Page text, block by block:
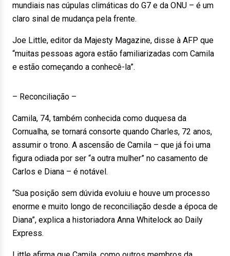
mundiais nas cúpulas climáticas do G7 e da ONU – é um
claro sinal de mudança pela frente.
Joe Little, editor da Majesty Magazine, disse à AFP que
“muitas pessoas agora estão familiarizadas com Camila
e estão começando a conhecê-la”.
– Reconciliação –
Camila, 74, também conhecida como duquesa da
Cornualha, se tornará consorte quando Charles, 72 anos,
assumir o trono. A ascensão de Camila – que já foi uma
figura odiada por ser “a outra mulher” no casamento de
Carlos e Diana – é notável.
“Sua posição sem dúvida evoluiu e houve um processo
enorme e muito longo de reconciliação desde a época de
Diana”, explica a historiadora Anna Whitelock ao Daily
Express.